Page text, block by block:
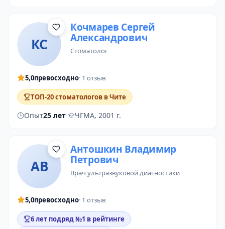
КС
Кочмарев Сергей
Александрович
стоматолог
5,0превосходно· 1 отзыв
ТОП-20 стоматологов в Чите
Опыт25 лет· ЧГМА, 2001 г.
АВ
Антошкин Владимир
Петрович
врач ультразвуковой диагностики
5,0превосходно· 1 отзыв
6 лет подряд №1 в рейтинге